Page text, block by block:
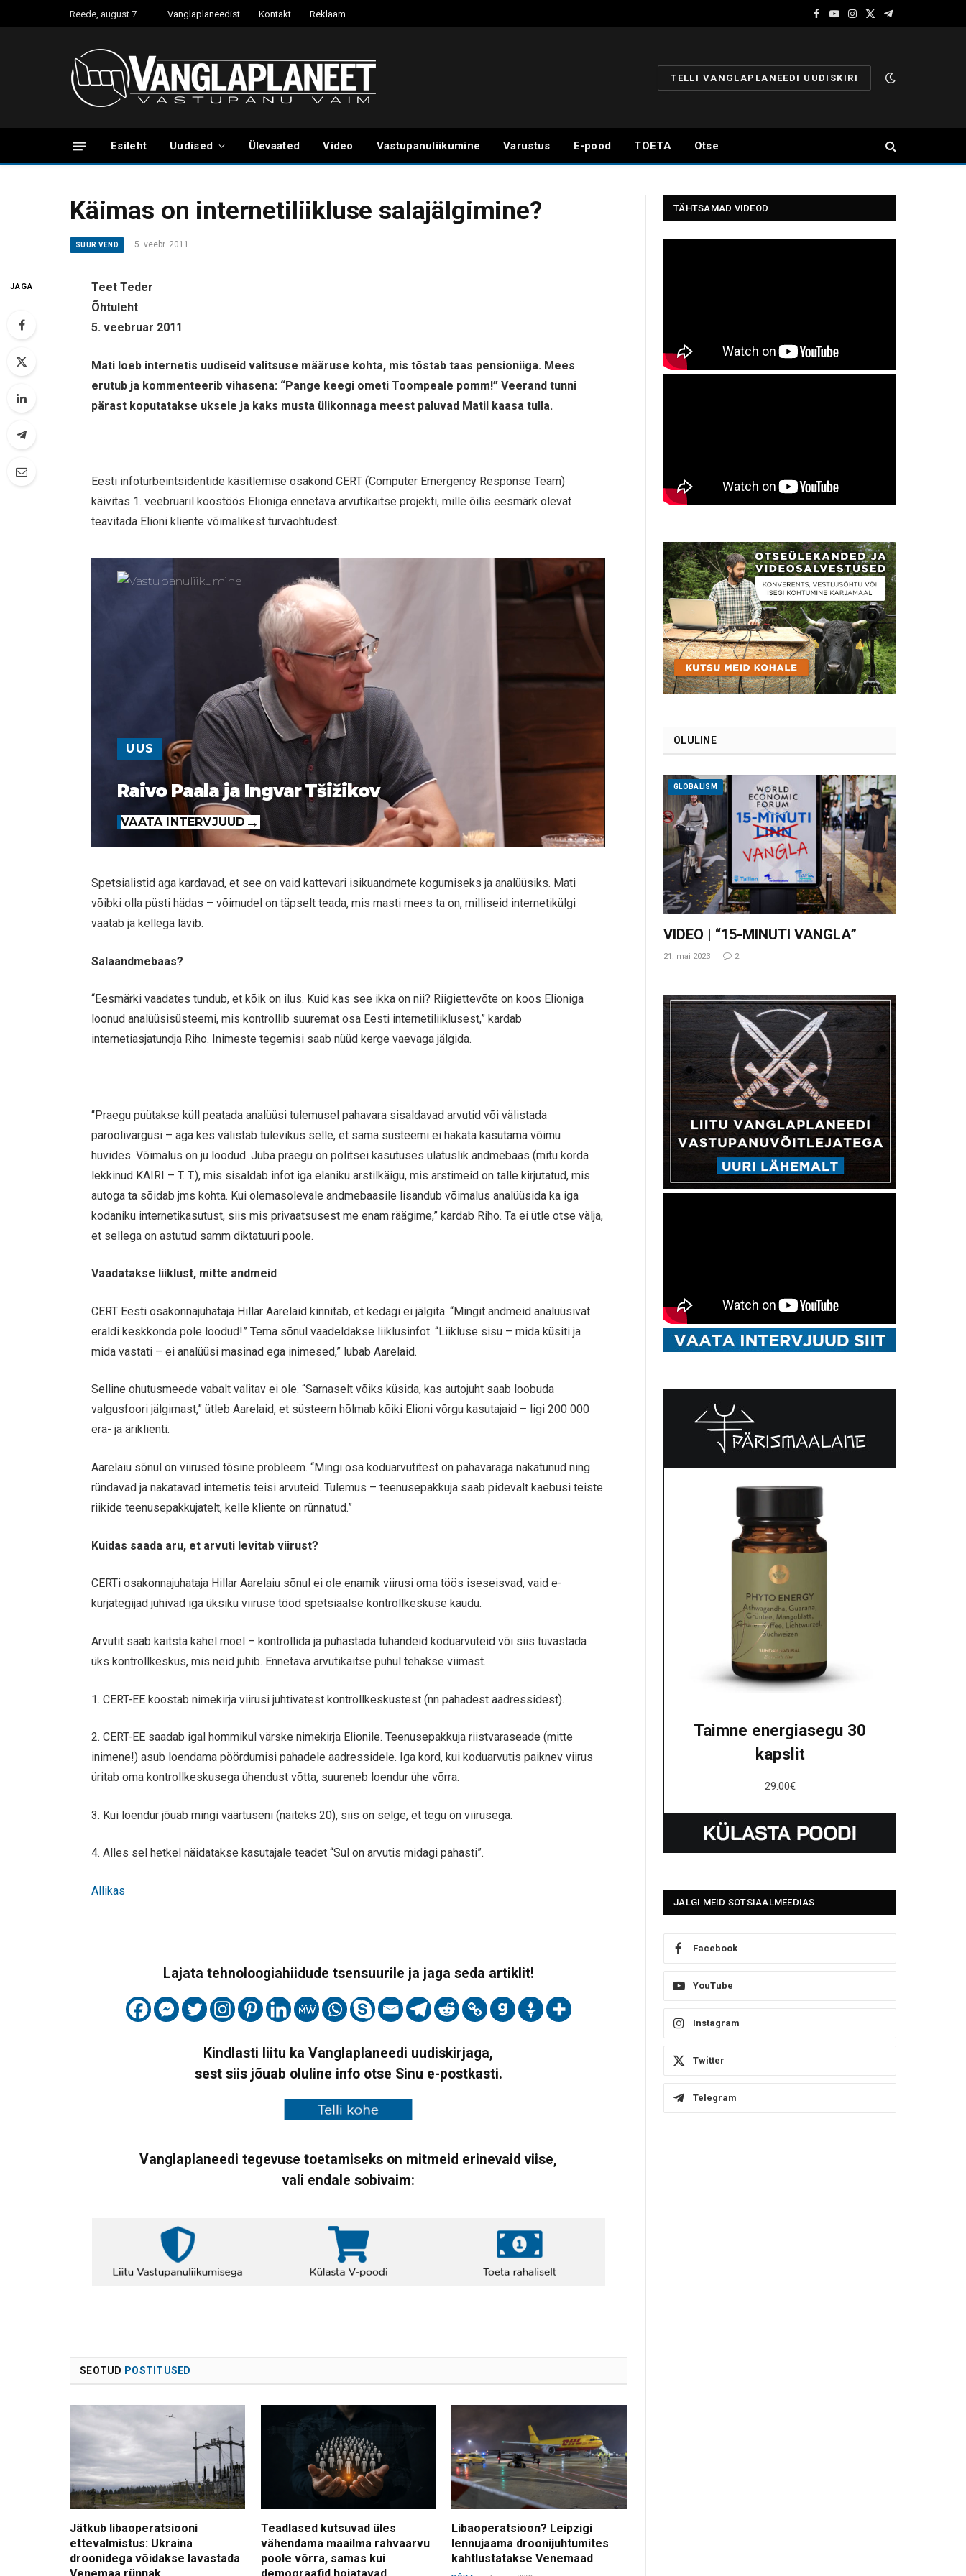
Reede, august 7 Vanglaplaneedist Kontakt Reklaam
Facebook
YouTube
Instagram
X
Telegram
TELLI VANGLAPLANEEDI UUDISKIRI
Esileht Uudised Ülevaated Video Vastupanuliikumine Varustus E-pood TOETA Otse
Käimas on internetiliikluse salajälgimine?
SUUR VEND 5. veebr. 2011
JAGA
Teet Teder
Õhtuleht
5. veebruar 2011
Mati loeb internetis uudiseid valitsuse määruse kohta, mis tõstab taas pensioniiga. Mees
erutub ja kommenteerib vihasena: “Pange keegi ometi Toompeale pomm!” Veerand tunni
pärast koputatakse uksele ja kaks musta ülikonnaga meest paluvad Matil kaasa tulla.
Eesti infoturbeintsidentide käsitlemise osakond CERT (Computer Emergency Response Team)
käivitas 1. veebruaril koostöös Elioniga ennetava arvutikaitse projekti, mille õilis eesmärk olevat
teavitada Elioni kliente võimalikest turvaohtudest.
UUS
Raivo Paala ja Ingvar Tšižikov
VAATA INTERVJUUD
Spetsialistid aga kardavad, et see on vaid kattevari isikuandmete kogumiseks ja analüüsiks. Mati
võibki olla püsti hädas – võimudel on täpselt teada, mis masti mees ta on, milliseid internetikülgi
vaatab ja kellega lävib.
Salaandmebaas?
“Eesmärki vaadates tundub, et kõik on ilus. Kuid kas see ikka on nii? Riigiettevõte on koos Elioniga
loonud analüüsisüsteemi, mis kontrollib suuremat osa Eesti internetiliiklusest,” kardab
internetiasjatundja Riho. Inimeste tegemisi saab nüüd kerge vaevaga jälgida.
“Praegu püütakse küll peatada analüüsi tulemusel pahavara sisaldavad arvutid või välistada
paroolivargusi – aga kes välistab tulevikus selle, et sama süsteemi ei hakata kasutama võimu
huvides. Võimalus on ju loodud. Juba praegu on politsei käsutuses ulatuslik andmebaas (mitu korda
lekkinud KAIRI – T. T.), mis sisaldab infot iga elaniku arstilkäigu, mis arstimeid on talle kirjutatud, mis
autoga ta sõidab jms kohta. Kui olemasolevale andmebaasile lisandub võimalus analüüsida ka iga
kodaniku internetikasutust, siis mis privaatsusest me enam räägime,” kardab Riho. Ta ei ütle otse välja,
et sellega on astutud samm diktatuuri poole.
Vaadatakse liiklust, mitte andmeid
CERT Eesti osakonnajuhataja Hillar Aarelaid kinnitab, et kedagi ei jälgita. “Mingit andmeid analüüsivat
eraldi keskkonda pole loodud!” Tema sõnul vaadeldakse liiklusinfot. “Liikluse sisu – mida küsiti ja
mida vastati – ei analüüsi masinad ega inimesed,” lubab Aarelaid.
Selline ohutusmeede vabalt valitav ei ole. “Sarnaselt võiks küsida, kas autojuht saab loobuda
valgusfoori jälgimast,” ütleb Aarelaid, et süsteem hõlmab kõiki Elioni võrgu kasutajaid – ligi 200 000
era- ja äriklienti.
Aarelaiu sõnul on viirused tõsine probleem. “Mingi osa koduarvutitest on pahavaraga nakatunud ning
ründavad ja nakatavad internetis teisi arvuteid. Tulemus – teenusepakkuja saab pidevalt kaebusi teiste
riikide teenusepakkujatelt, kelle kliente on rünnatud.”
Kuidas saada aru, et arvuti levitab viirust?
CERTi osakonnajuhataja Hillar Aarelaiu sõnul ei ole enamik viirusi oma töös iseseisvad, vaid e-
kurjategijad juhivad iga üksiku viiruse tööd spetsiaalse kontrollkeskuse kaudu.
Arvutit saab kaitsta kahel moel – kontrollida ja puhastada tuhandeid koduarvuteid või siis tuvastada
üks kontrollkeskus, mis neid juhib. Ennetava arvutikaitse puhul tehakse viimast.
1. CERT-EE koostab nimekirja viirusi juhtivatest kontrollkeskustest (nn pahadest aadressidest).
2. CERT-EE saadab igal hommikul värske nimekirja Elionile. Teenusepakkuja riistvaraseade (mitte
inimene!) asub loendama pöördumisi pahadele aadressidele. Iga kord, kui koduarvutis paiknev viirus
üritab oma kontrollkeskusega ühendust võtta, suureneb loendur ühe võrra.
3. Kui loendur jõuab mingi väärtuseni (näiteks 20), siis on selge, et tegu on viirusega.
4. Alles sel hetkel näidatakse kasutajale teadet “Sul on arvutis midagi pahasti”.
Allikas
Lajata tehnoloogiahiidude tsensuurile ja jaga seda artiklit!
Kindlasti liitu ka Vanglaplaneedi uudiskirjaga,
sest siis jõuab oluline info otse Sinu e-postkasti.
Vanglaplaneedi tegevuse toetamiseks on mitmeid erinevaid viise,
vali endale sobivaim:
SEOTUD POSTITUSED
Jätkub libaoperatsiooni
ettevalmistus: Ukraina
droonidega võidakse lavastada
Venemaa rünnak
Teadlased kutsuvad üles
vähendama maailma rahvaarvu
poole võrra, samas kui
demograafid hoiatavad
Libaoperatsioon? Leipzigi
lennujaama droonijuhtumites
kahtlustatakse Venemaad
TÄHTSAMAD VIDEOD
OLULINE
GLOBALISM
VIDEO | “15-MINUTI VANGLA”
21. mai 2023 2
Taimne energiasegu 30
kapslit
29.00€
JÄLGI MEID SOTSIAALMEEDIAS
Facebook
YouTube
Instagram
Twitter
Telegram